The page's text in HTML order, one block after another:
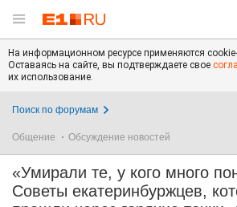
На информационном ресурсе применяются
Оставаясь на сайте, вы подтверждаете свое
их использование.
Поиск по форумам
Общение Обсуждение новостей
«Умирали те, у кого много
Советы екатеринбуржцев,